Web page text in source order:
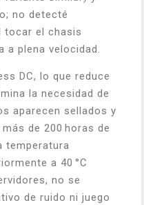
no detecté
tocar el chasis
a plena velocidad.
DC, lo que reduce
la necesidad de
aparecen sellados y
de 200 horas de
temperatura
a 40 °C
no se
de ruido ni juego